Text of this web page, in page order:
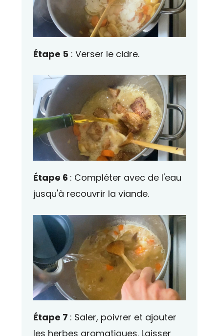
Étape 5 : Verser le cidre.
Étape 6 : Compléter avec de l'eau
jusqu'à recouvrir la viande.
Étape 7 : Saler, poivrer et ajouter
les herbes aromatiques. Laisser